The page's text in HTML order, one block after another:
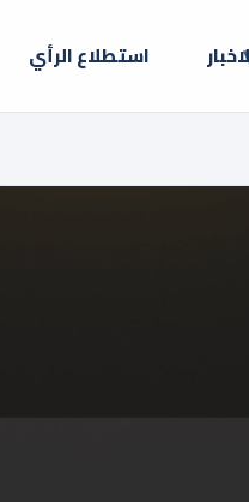
استطلاع الرأي